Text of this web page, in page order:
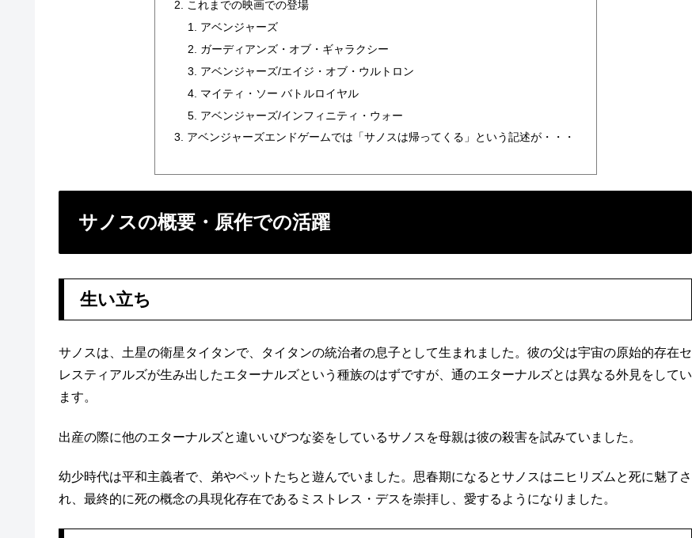
これまでの映画での登場
アベンジャーズ
ガーディアンズ・オブ・ギャラクシー
アベンジャーズ/エイジ・オブ・ウルトロン
マイティ・ソー バトルロイヤル
アベンジャーズ/インフィニティ・ウォー
アベンジャーズエンドゲームでは「サノスは帰ってくる」という記述が・・・
サノスの概要・原作での活躍
生い立ち
サノスは、土星の衛星タイタンで、タイタンの統治者の息子として生まれました。彼の父は宇宙の原始的存在セ
レスティアルズが生み出したエターナルズという種族のはずですが、通のエターナルズとは異なる外見をしてい
ます。
出産の際に他のエターナルズと違いいびつな姿をしているサノスを母親は彼の殺害を試みていました。
幼少時代は平和主義者で、弟やペットたちと遊んでいました。思春期になるとサノスはニヒリズムと死に魅了さ
れ、最終的に死の概念の具現化存在であるミストレス・デスを崇拝し、愛するようになりました。